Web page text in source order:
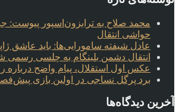
محمد صلاح به ترابزون‌اسپور پیوست:
حواشی انتقال
عادل شیفته سامورایی‌ها: باید عاشق
انتقال دشمن بلینگام به چلسی رسمی
عکس اول استقلال، پیام واضح درباره
برد پرگل نساجی در اولین بازی
آخرین دیدگاه‌ها